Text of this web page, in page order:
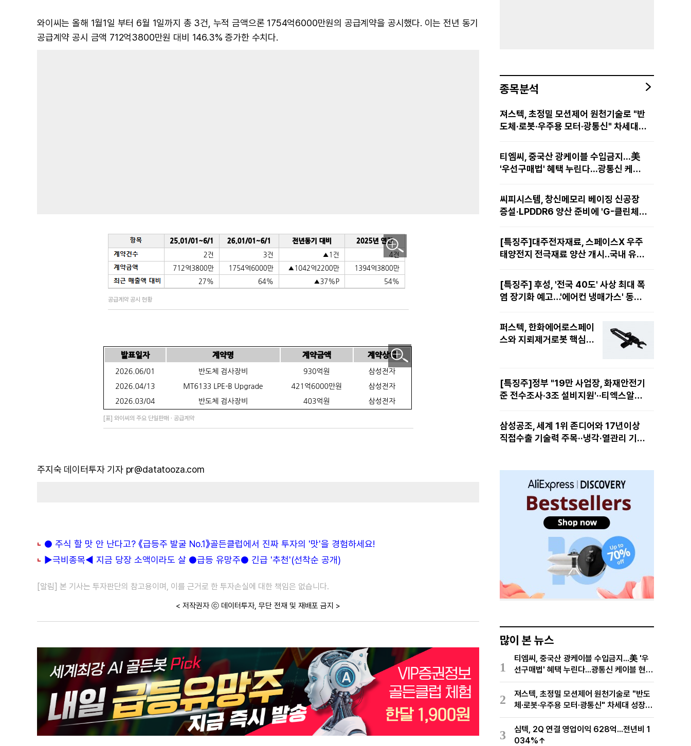
와이씨는 올해 1월1일 부터 6월 1일까지 총 3건, 누적 금액으론 1754억6000만원의 공급계약을 공시했다. 이는 전년 동기
공급계약 공시 금액 712억3800만원 대비 146.3% 증가한 수치다.
공급계약 공시 현황
[표] 와이씨의 주요 단일판매ㆍ공급계약
주지숙 데이터투자 기자 pr@datatooza.com
● 주식 할 맛 안 난다고? 《급등주 발굴 No.1》골든클럽에서 진짜 투자의 '맛'을 경험하세요!
▶극비종목◀ 지금 당장 소액이라도 살 ●급등 유망주● 긴급 '추천'(선착순 공개)
[알림] 본 기사는 투자판단의 참고용이며, 이를 근거로 한 투자손실에 대한 책임은 없습니다.
< 저작권자 ⓒ 데이터투자, 무단 전재 및 재배포 금지 >
종목분석
져스텍, 초정밀 모션제어 원천기술로 "반
도체·로봇·우주용 모터·광통신" 차세대
티엠씨, 중국산 광케이블 수입금지...美
'우선구매법' 혜택 누린다...광통신 케이
씨피시스템, 창신메모리 베이징 신공장
증설·LPDDR6 양산 준비에 'G-클린체
[특징주]대주전자재료, 스페이스X 우주
태양전지 전극재료 양산 개시‥국내 유일
[특징주] 후성, '전국 40도' 사상 최대 폭
염 장기화 예고…'에어컨 냉매가스' 동난
퍼스텍, 한화에어로스페이
스와 지뢰제거로봇 핵심
[특징주]정부 "19만 사업장, 화재안전기
준 전수조사·3조 설비지원'··티엑스알로
삼성공조, 세계 1위 존디어와 17년이상
직접수출 기술력 주목··냉각·열관리 기술
많이 본 뉴스
1
티엠씨, 중국산 광케이블 수입금지...美 '우
선구매법' 혜택 누린다...광통신 케이블 현지
생산
2
져스텍, 초정밀 모션제어 원천기술로 "반도
체·로봇·우주용 모터·광통신" 차세대 성장동
력 재편
3
심텍, 2Q 연결 영업이익 628억...전년비 1
034%↑